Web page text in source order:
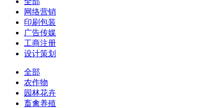
网络营销
印刷包装
广告传媒
工商注册
设计策划
全部
农作物
园林花卉
畜禽养殖